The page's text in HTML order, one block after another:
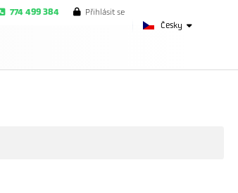
Česky
774 499 384 Přihlásit se